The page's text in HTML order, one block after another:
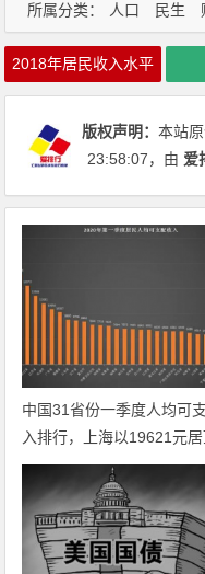
所属分类： 人口 民生
2018年居民收入水平
版权声明：本站
23:58:07，由 爱
中国31省份一季度人均可
入排行，上海以19621元居
你的省份呢？